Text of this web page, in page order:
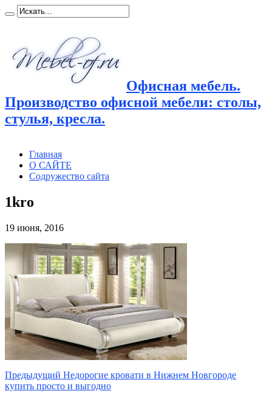
Офисная мебель.
Производство офисной мебели: столы,
стулья, кресла.
Главная
О САЙТЕ
Содружество сайта
1kro
19 июня, 2016
Предыдущий Недорогие кровати в Нижнем Новгороде
купить просто и выгодно